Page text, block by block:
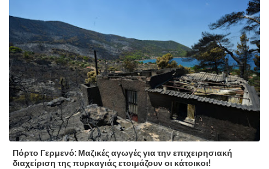
Πόρτο Γερμενό: Μαζικές αγωγές για την επιχειρησιακή
διαχείριση της πυρκαγιάς ετοιμάζουν οι κάτοικοι!